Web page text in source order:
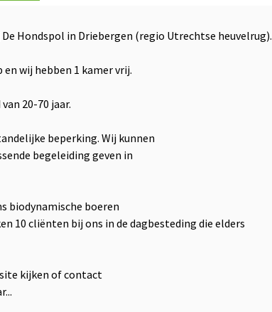
Hondspol in Driebergen (regio Utrechtse heuvelrug).
wij hebben 1 kamer vrij.
20-70 jaar.
beperking. Wij kunnen
begeleiding geven in
biodynamische boeren
10 cliënten bij ons in de dagbesteding die elders
kijken of contact